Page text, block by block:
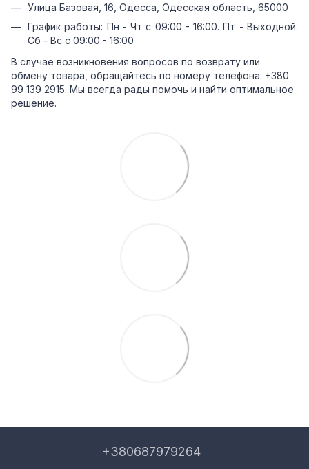
Улица Базовая, 16, Одесса, Одесская область, 65000
График работы: Пн - Чт с 09:00 - 16:00. Пт - Выходной.
Сб - Вс с 09:00 - 16:00
В случае возникновения вопросов по возврату или
обмену товара, обращайтесь по номеру телефона: +380
99 139 2915. Мы всегда рады помочь и найти оптимальное
решение.
+380687979264